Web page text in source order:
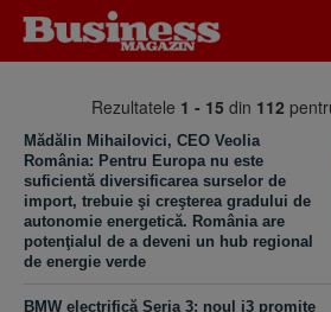
Rezultatele 1 - 15 din 112
Mădălin Mihailovici, CEO Veolia
România: Pentru Europa nu este
suficientă diversificarea surselor de
import, trebuie şi creşterea gradului de
autonomie energetică. România are
potenţialul de a deveni un hub regional
de energie verde
BMW electrifică Seria 3: noul i3 promite